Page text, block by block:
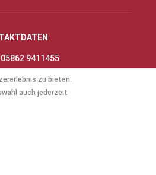
9411455
info@thinas-toene.de
zu bieten.
auch jederzeit